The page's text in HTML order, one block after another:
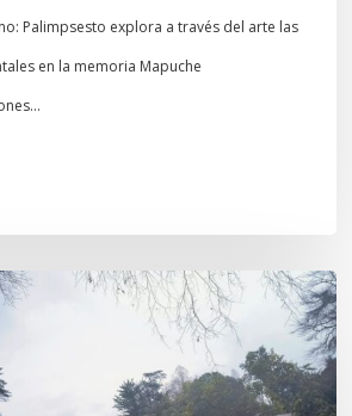
Palimpsesto explora a través del arte las
en la memoria Mapuche